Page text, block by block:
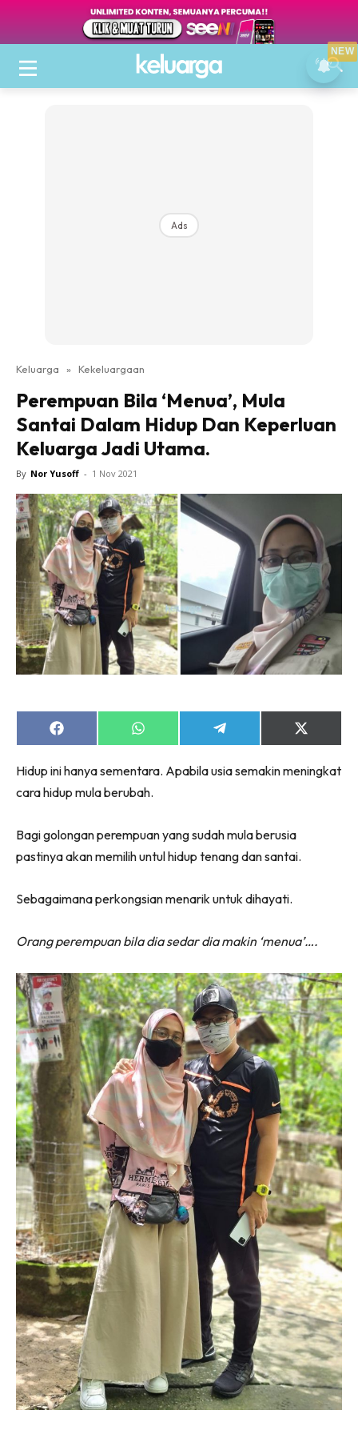
Ads
Keluarga » Kekeluargaan
Perempuan Bila ‘Menua’, Mula
Santai Dalam Hidup Dan Keperluan
Keluarga Jadi Utama.
By Nor Yusoff - 1 Nov 2021
Share
on
Share
on
Share
on
Share
on
(Twitter)
Hidup ini hanya sementara. Apabila usia semakin meningkat
cara hidup mula berubah.
Bagi golongan perempuan yang sudah mula berusia
pastinya akan memilih untul hidup tenang dan santai.
Sebagaimana perkongsian menarik untuk dihayati.
Orang perempuan bila dia sedar dia makin ‘menua’….
NEW